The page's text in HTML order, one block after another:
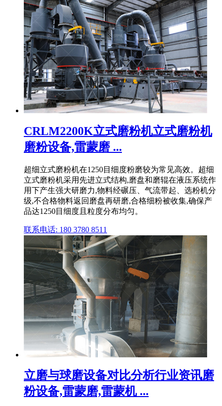
CRLM2200K立式磨粉机立式磨粉机
磨粉设备,雷蒙磨 ...
超细立式磨粉机在1250目细度粉磨较为常见高效。超细
立式磨粉机采用先进立式结构,磨盘和磨辊在液压系统作
用下产生强大研磨力,物料经碾压、气流带起、选粉机分
级,不合格物料返回磨盘再研磨,合格细粉被收集,确保产
品达1250目细度且粒度分布均匀。
联系电话: 180 3780 8511
立磨与球磨设备对比分析行业资讯磨
粉设备,雷蒙磨,雷蒙机 ...